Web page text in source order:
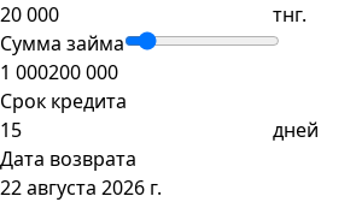
тнг.
Сумма займа
1 000200 000
Срок кредита
дней
Дата возврата
22 августа 2026 г.